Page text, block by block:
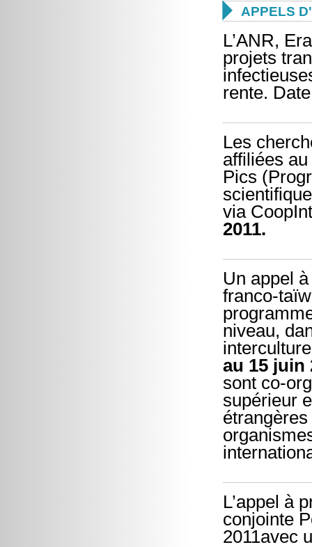
 APPELS
L’ANR,
projets
rente.
Les
affiliées
Pics
via
2011.
Un appel
franco-
niveau,
au 15 juin
sont co-
supérieur
L’appel à
conjointe
2011avec